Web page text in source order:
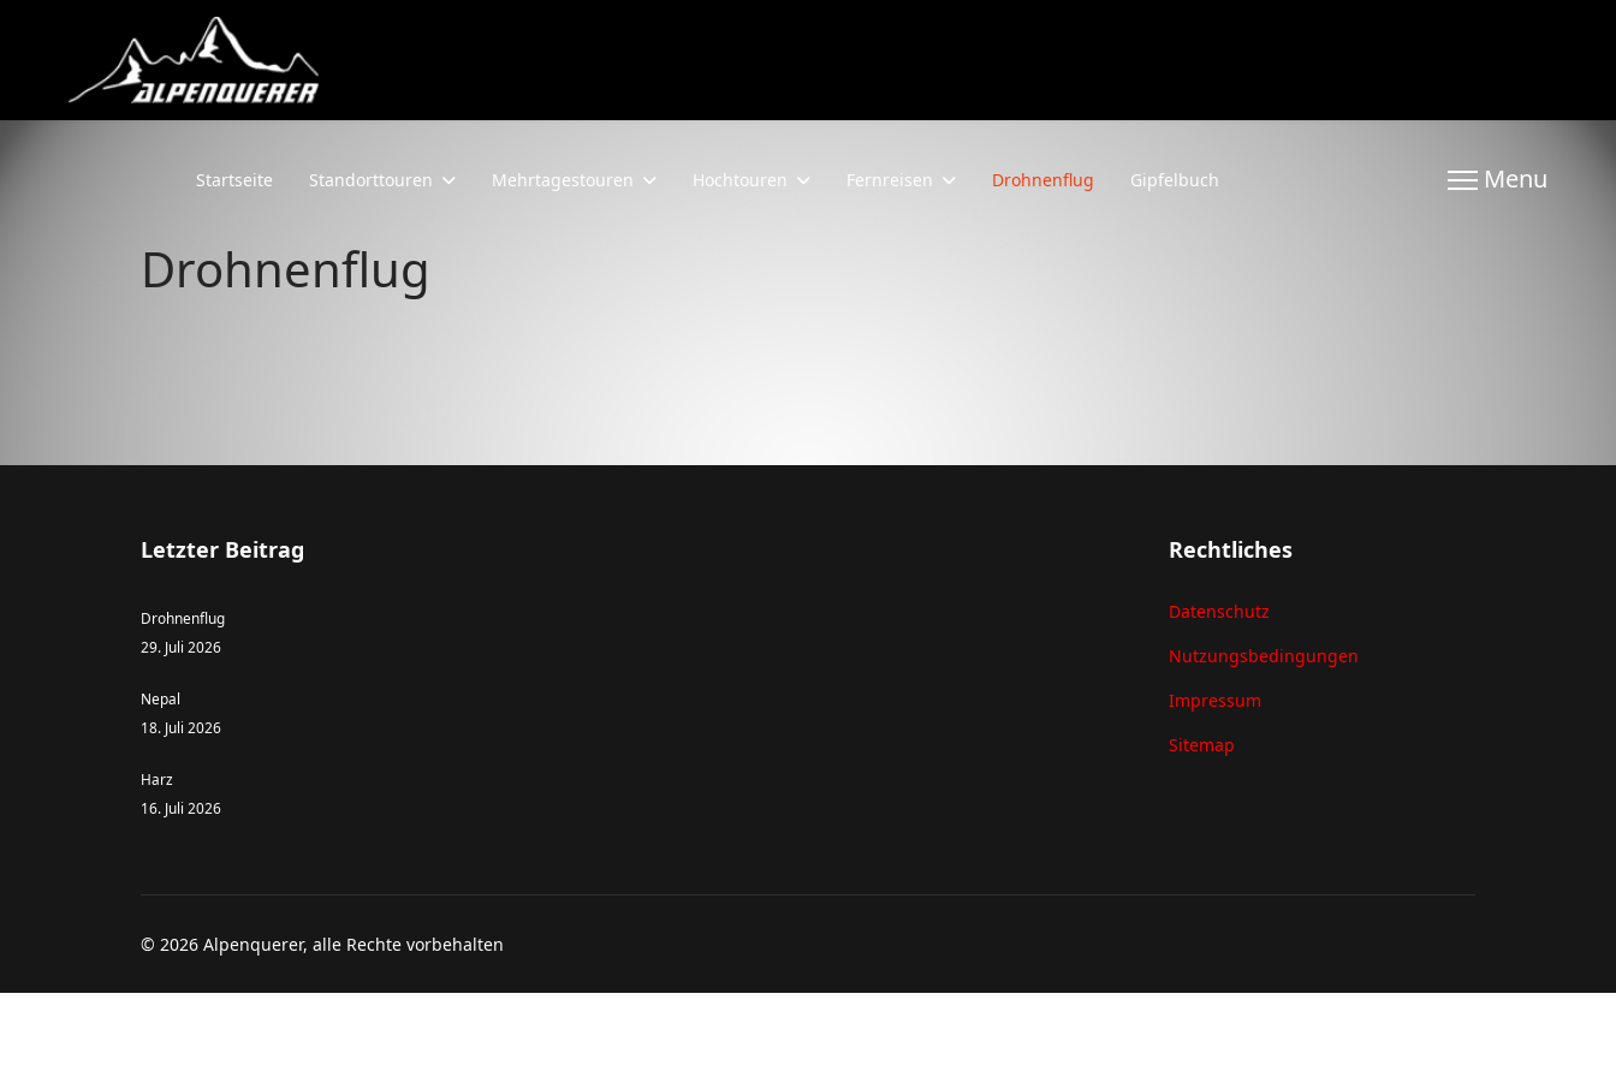
Startseite Standorttouren Mehrtagestouren Hochtouren Fernreisen Drohnenflug Gipfelbuch
Drohnenflug
Letzter Beitrag
Drohnenflug
29. Juli 2026
Nepal
18. Juli 2026
Harz
16. Juli 2026
Rechtliches
Datenschutz
Nutzungsbedingungen
Impressum
Sitemap
© 2026 Alpenquerer, alle Rechte vorbehalten